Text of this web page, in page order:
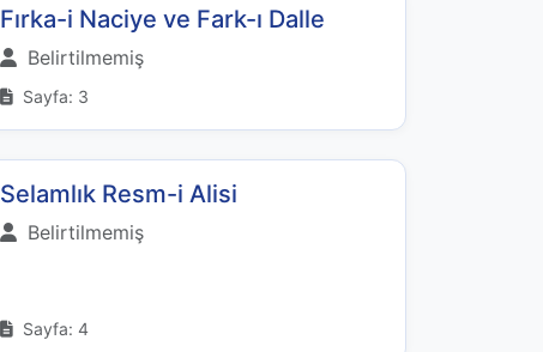
Fırka-i Naciye ve Fark-ı Dalle
Belirtilmemiş
Sayfa: 3
Selamlık Resm-i Alisi
Belirtilmemiş
Sayfa: 4